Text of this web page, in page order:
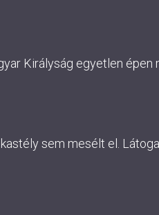
Királyság egyetlen
sem mesélt el.